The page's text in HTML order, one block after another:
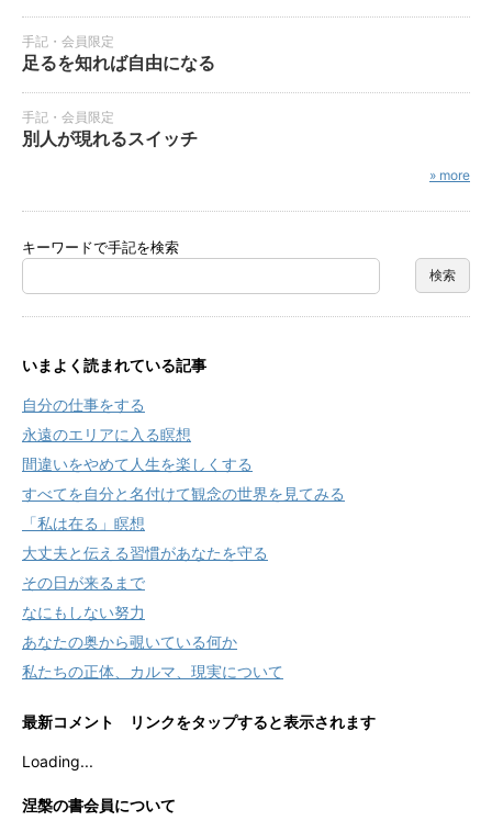
手記・会員限定
足るを知れば自由になる
手記・会員限定
別人が現れるスイッチ
» more
キーワードで手記を検索
いまよく読まれている記事
自分の仕事をする
永遠のエリアに入る瞑想
間違いをやめて人生を楽しくする
すべてを自分と名付けて観念の世界を見てみる
「私は在る」瞑想
大丈夫と伝える習慣があなたを守る
その日が来るまで
なにもしない努力
あなたの奥から覗いている何か
私たちの正体、カルマ、現実について
最新コメント リンクをタップすると表示されます
Loading...
涅槃の書会員について